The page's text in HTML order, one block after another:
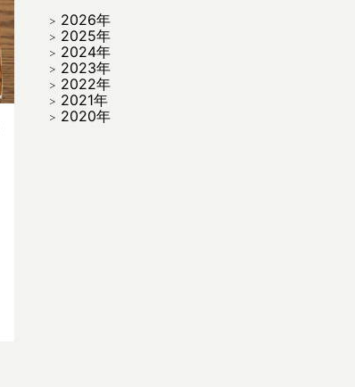
2026年
2025年
2024年
2023年
2022年
2021年
2020年